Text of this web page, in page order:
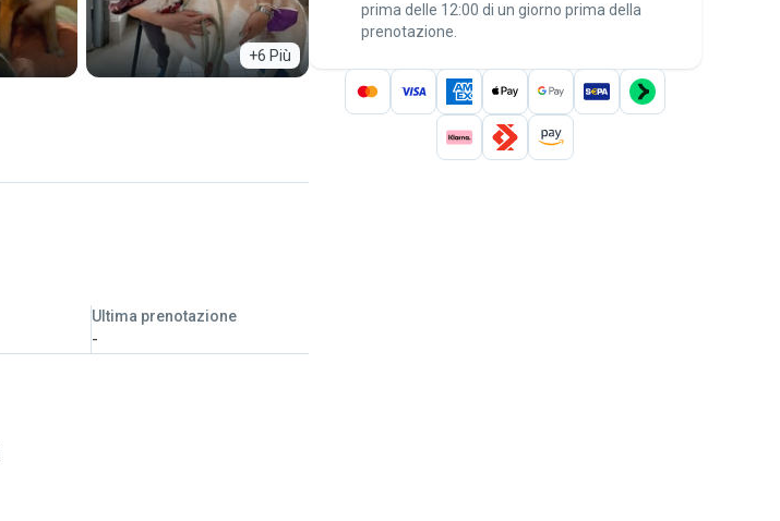
+6 Più
Ultima prenotazione
-
Pawshake.
prima delle 12:00 di un giorno prima della
prenotazione.